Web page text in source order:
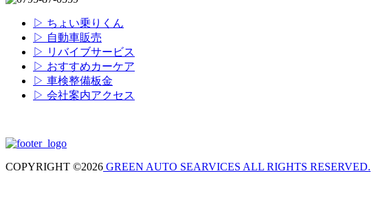
▷ ちょい乗りくん
▷ 自動車販売
▷ リバイブサービス
▷ おすすめカーケア
▷ 車検整備板金
▷ 会社案内アクセス
COPYRIGHT ©2026 GREEN AUTO SEARVICES ALL RIGHTS RESERVED.